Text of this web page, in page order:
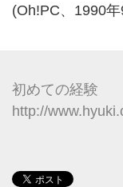
(Oh!PC、1990
初めての経験
http://